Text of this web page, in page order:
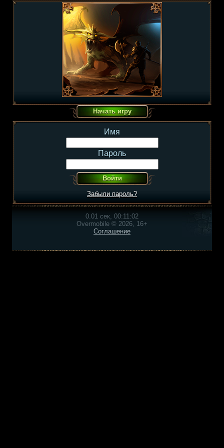
Имя
Пароль
Забыли пароль?
0.01 сек, 00:11:02
Overmobile © 2026, 16+
Соглашение